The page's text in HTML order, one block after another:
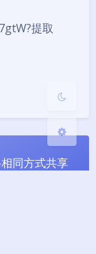
阴影 深阴影
提取
同方式共享